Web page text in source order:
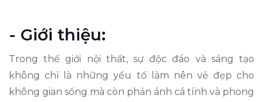
- Giới thiệu:
Trong thế giới nội thất, sự độc đáo và sáng tạo
không chỉ là những yếu tố làm nên vẻ đẹp cho
không gian sống mà còn phản ánh cá tính và phong